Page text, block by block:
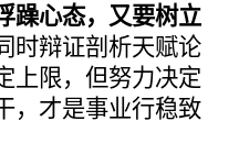
躁心态，又要树立
时辩证剖析天赋论
上限，但努力决定
，才是事业行稳致